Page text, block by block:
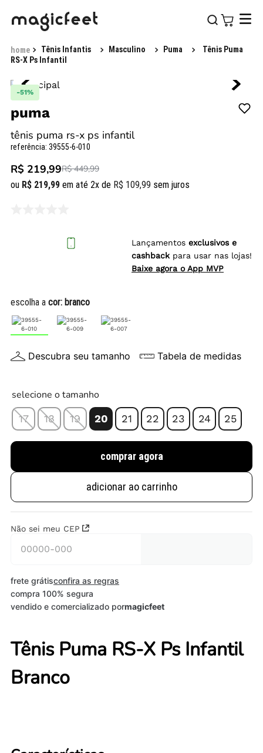
Tênis Infantis Masculino Puma
Tênis Puma
RS-X Ps Infantil
-51%
puma
tênis puma rs-x ps infantil
referência: 39555-6-010
R$ 219,99R$ 449,99
ou R$ 219,99 em até 2x de R$ 109,99 sem juros
Lançamentos exclusivos e
cashback para usar nas lojas!
Baixe agora o App MVP
escolha a cor: branco
Descubra seu tamanho Tabela de medidas
selecione o tamanho
17 18 19 20 21 22 23 24 25
comprar agora
adicionar ao carrinho
Não sei meu CEP
frete grátisconfira as regras
compra 100% segura
vendido e comercializado pormagicfeet
Tênis Puma RS-X Ps Infantil
Branco